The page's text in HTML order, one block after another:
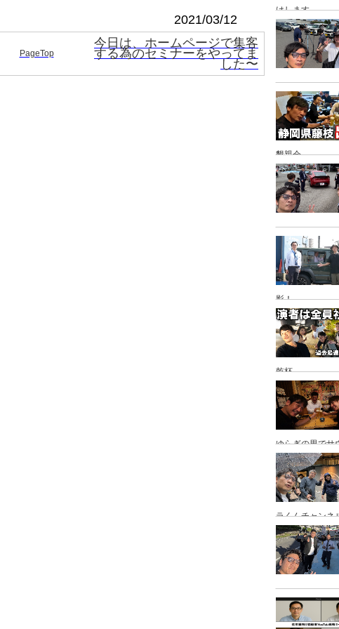
2021/03/12
PageTop
今日は、ホームページで集客
する為のセミナーをやってま
した〜
けします
懇親会
影！
乾杯
ゆらぎの里でサ
岡出張
ラくんチャンネ